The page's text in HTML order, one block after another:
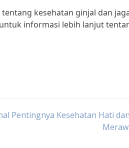
kesehatan ginjal dan
informasi lebih lanjut
Pentingnya Kesehatan Hati